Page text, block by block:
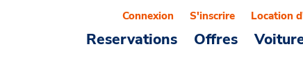
Reservations Offres
Connexion S'inscrire Location